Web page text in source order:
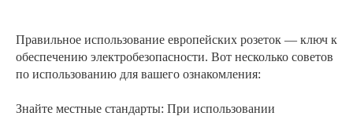
Правильное использование европейских розеток — ключ к
обеспечению электробезопасности. Вот несколько советов
по использованию для вашего ознакомления:
Знайте местные стандарты: При использовании